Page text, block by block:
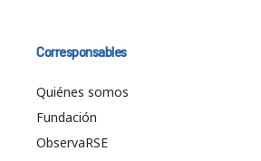
Corresponsables
Quiénes somos
Fundación
ObservaRSE